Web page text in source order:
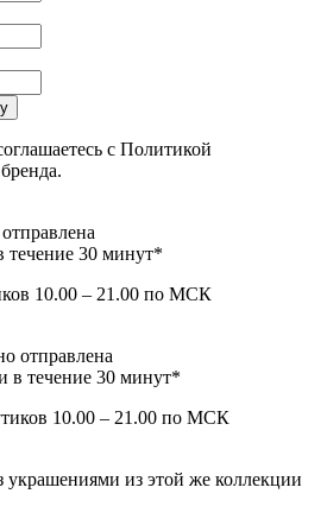
с Политикой
30 минут*
10.00 – 21.00 по МСК
отправлена
в течение 30 минут*
10.00 – 21.00 по МСК
украшениями из этой же коллекции